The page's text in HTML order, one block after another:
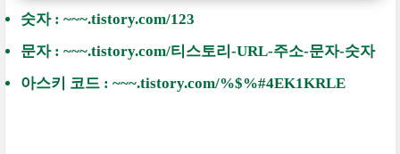
숫자 : ~~~.tistory.com/123
문자 : ~~~.tistory.com/티스토리-URL-주소-문자-숫자
아스키 코드 : ~~~.tistory.com/%$%#4EK1KRLE